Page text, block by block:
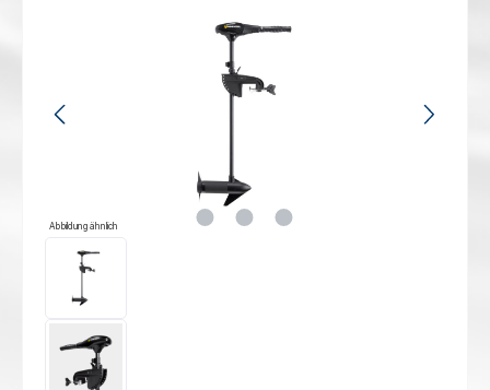
Abbildung ähnlich